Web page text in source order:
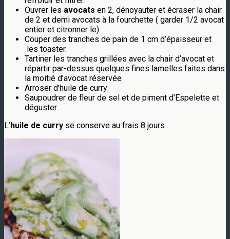
Ouvrer les avocats en 2, dénoyauter et écraser la chair
de 2 et demi avocats à la fourchette ( garder 1/2 avocat
entier et citronner le)
Couper des tranches de pain de 1 cm d’épaisseur et
les toaster.
Tartiner les tranches grillées avec la chair d’avocat et
répartir par-dessus quelques fines lamelles faites dans
la moitié d’avocat réservée
Arroser d’huile de curry
Saupoudrer de fleur de sel et de piment d’Espelette et
déguster.
L’huile de curry se conserve au frais 8 jours .